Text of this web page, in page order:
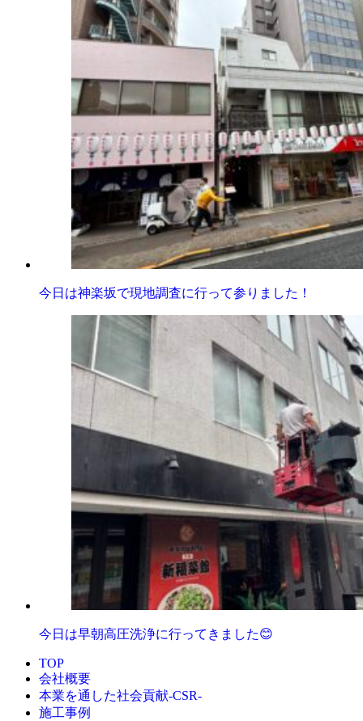
今日は神楽坂で現地調査に行って参りました！
今日は早朝高圧洗浄に行ってきました😊
TOP
会社概要
本業を通した社会貢献-CSR-
施工事例